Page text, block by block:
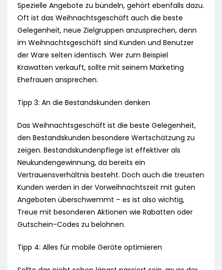
Spezielle Angebote zu bündeln, gehört ebenfalls dazu.
Oft ist das Weihnachtsgeschäft auch die beste
Gelegenheit, neue Zielgruppen anzusprechen, denn
im Weihnachtsgeschäft sind Kunden und Benutzer
der Ware selten identisch. Wer zum Beispiel
Krawatten verkauft, sollte mit seinem Marketing
Ehefrauen ansprechen.
Tipp 3: An die Bestandskunden denken
Das Weihnachtsgeschäft ist die beste Gelegenheit,
den Bestandskunden besondere Wertschätzung zu
zeigen. Bestandskundenpflege ist effektiver als
Neukundengewinnung, da bereits ein
Vertrauensverhältnis besteht. Doch auch die treusten
Kunden werden in der Vorweihnachtszeit mit guten
Angeboten überschwemmt – es ist also wichtig,
Treue mit besonderen Aktionen wie Rabatten oder
Gutschein-Codes zu belohnen.
Tipp 4: Alles für mobile Geräte optimieren